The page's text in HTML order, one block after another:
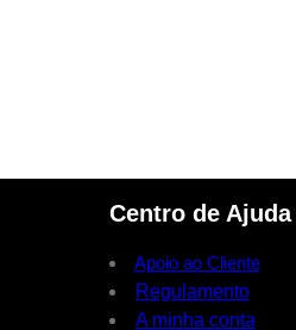
Centro de Ajuda
Apoio ao Cliente
Regulamento
A minha conta